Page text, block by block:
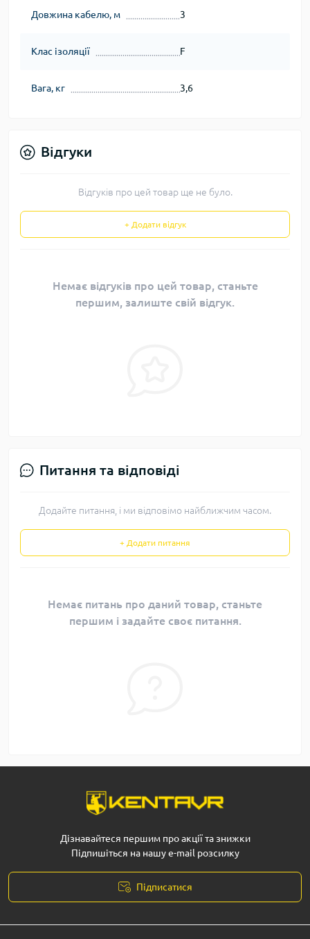
Довжина кабелю, м 3
Клас ізоляції F
Вага, кг 3,6
Відгуки
Відгуків про цей товар ще не було.
+ Додати відгук
Немає відгуків про цей товар, станьте
першим, залиште свій відгук.
Питання та відповіді
Додайте питання, і ми відповімо найближчим часом.
+ Додати питання
Немає питань про даний товар, станьте
першим і задайте своє питання.
Дізнавайтеся першим про акції та знижки
Підпишіться на нашу e-mail розсилку
Підписатися